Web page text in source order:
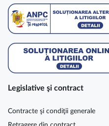
Legislative şi contract
Contracte şi condiţii generale